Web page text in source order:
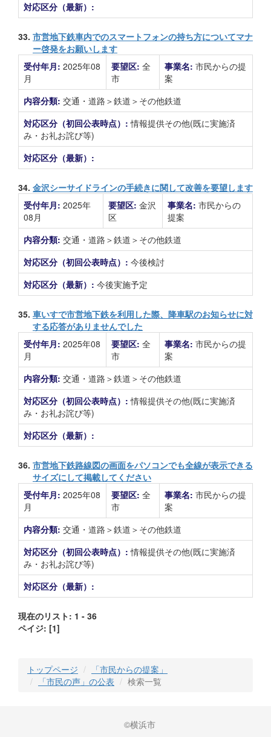
対応区分（最新）:
33. 市営地下鉄車内でのスマートフォンの持ち方についてマナ
ー啓発をお願いします
受付年月: 2025年08
月
要望区: 全
市
事業名: 市民からの提
案
内容分類: 交通・道路＞鉄道＞その他鉄道
対応区分（初回公表時点）:情報提供その他(既に実施済
み・お礼お詫び等)
対応区分（最新）:
34. 金沢シーサイドラインの手続きに関して改善を要望します
受付年月: 2025年
08月
要望区: 金沢
区
事業名: 市民からの
提案
内容分類: 交通・道路＞鉄道＞その他鉄道
対応区分（初回公表時点）: 今後検討
対応区分（最新）: 今後実施予定
35. 車いすで市営地下鉄を利用した際、降車駅のお知らせに対
する応答がありませんでした
受付年月: 2025年08
月
要望区: 全
市
事業名: 市民からの提
案
内容分類: 交通・道路＞鉄道＞その他鉄道
対応区分（初回公表時点）:情報提供その他(既に実施済
み・お礼お詫び等)
対応区分（最新）:
36. 市営地下鉄路線図の画面をパソコンでも全線が表示できる
サイズにして掲載してください
受付年月: 2025年08
月
要望区: 全
市
事業名: 市民からの提
案
内容分類: 交通・道路＞鉄道＞その他鉄道
対応区分（初回公表時点）:情報提供その他(既に実施済
み・お礼お詫び等)
対応区分（最新）:
現在のリスト: 1 - 36
ペイジ: [1]
トップページ
「市民からの提案」
「市民の声」の公表
検索一覧
©横浜市